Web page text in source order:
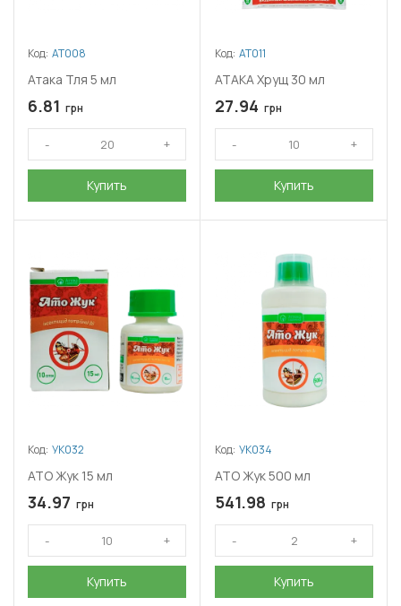
Код: АТ008
Атака Тля 5 мл
6.81 грн
Купить
Код: АТ011
АТАКА Хрущ 30 мл
27.94 грн
Купить
Код: УК032
АТО Жук 15 мл
34.97 грн
Купить
Код: УК034
АТО Жук 500 мл
541.98 грн
Купить